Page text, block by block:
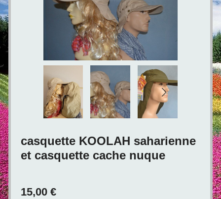
casquette KOOLAH saharienne
et casquette cache nuque
15,00 €